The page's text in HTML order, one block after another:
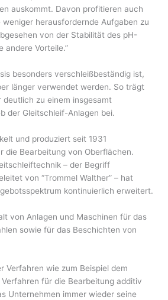
auskommt. Davon profitieren auch
weniger herausfordernde Aufgaben zu
von der Stabilität des pH-
andere Vorteile.”
besonders verschleißbeständig ist,
länger verwendet werden. So trägt
zu einem insgesamt
der Gleitschleif-Anlagen bei.
und produziert seit 1931
die Bearbeitung von Oberflächen.
– der Begriff
von “Trommel Walther” – hat
kontinuierlich erweitert.
von Anlagen und Maschinen für das
sowie für das Beschichten von
Verfahren wie zum Beispiel dem
für die Bearbeitung additiv
Unternehmen immer wieder seine